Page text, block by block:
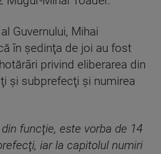
Guvernului, Mihai
în şedinţa de joi au fost
privind eliberarea din
şi subprefecţi şi numirea
funcţie, este vorba de 14
iar la capitolul numiri